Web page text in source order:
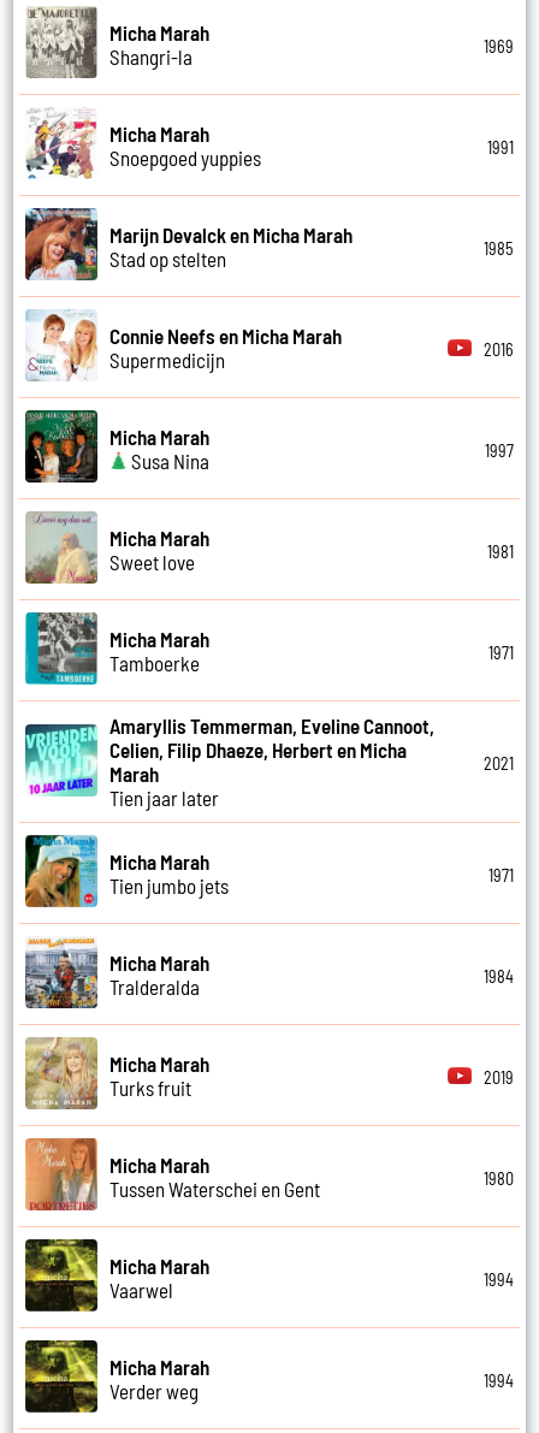
Micha Marah
Shangri-la
1969
Micha Marah
Snoepgoed yuppies
1991
Marijn Devalck en Micha Marah
Stad op stelten
1985
Connie Neefs en Micha Marah
Supermedicijn
2016
Micha Marah
Susa Nina
1997
Micha Marah
Sweet love
1981
Micha Marah
Tamboerke
1971
Amaryllis Temmerman, Eveline Cannoot,
Celien, Filip Dhaeze, Herbert en Micha
Marah
Tien jaar later
2021
Micha Marah
Tien jumbo jets
1971
Micha Marah
Tralderalda
1984
Micha Marah
Turks fruit
2019
Micha Marah
Tussen Waterschei en Gent
1980
Micha Marah
Vaarwel
1994
Micha Marah
Verder weg
1994